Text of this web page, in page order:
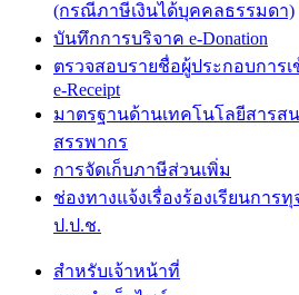
(กรณีภาษีเงินได้บุคคลธรรมดา)
บันทึกการบริจาค e-Donation
ตรวจสอบรายชื่อผู้ประกอบการเ
e-Receipt
มาตรฐานด้านเทคโนโลยีสารส
สรรพากร
การจัดเก็บภาษีส่วนเพิ่ม
ช่องทางแจ้งเรื่องร้องเรียนกา
ป.ป.ช.
สำหรับเจ้าหน้าที่